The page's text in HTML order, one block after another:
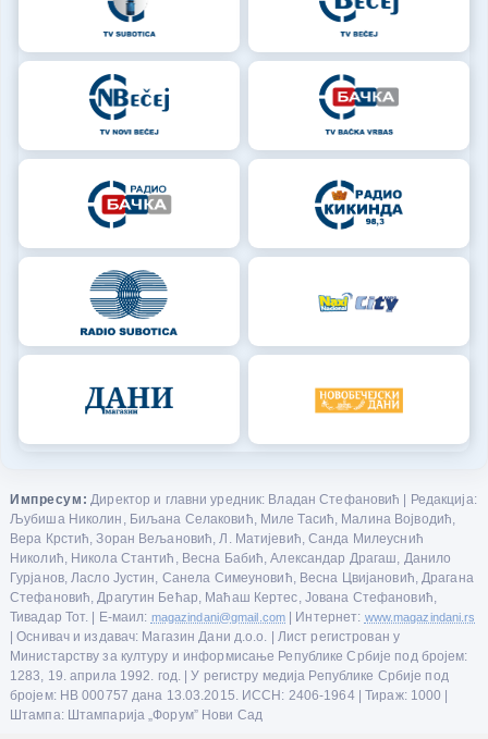
Импресум: Директор и главни уредник: Владан Стефановић | Редакција:
Љубиша Николин, Биљана Селаковић, Миле Тасић, Малина Војводић,
Вера Крстић, Зоран Вељановић, Л. Матијевић, Санда Милеуснић
Николић, Никола Стантић, Весна Бабић, Александар Драгаш, Данило
Гурјанов, Ласло Јустин, Санела Симеуновић, Весна Цвијановић, Драгана
Стефановић, Драгутин Бећар, Маћаш Кертес, Јована Стефановић,
Тивадар Тот. | Е-маил: magazindani@gmail.com | Интернет: www.magazindani.rs
| Оснивач и издавач: Магазин Дани д.о.о. | Лист регистрован у
Министарству за културу и информисање Републике Србије под бројем:
1283, 19. априла 1992. год. | У регистру медија Републике Србије под
бројем: НВ 000757 дана 13.03.2015. ИССН: 2406-1964 | Тираж: 1000 |
Штампа: Штампарија „Форум” Нови Сад